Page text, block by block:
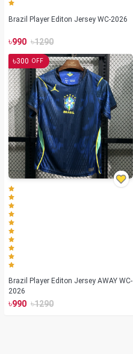
Brazil Player Editon Jersey WC-2026
৳990 ৳1290
৳300 OFF
Brazil Player Editon Jersey AWAY WC-
2026
৳990 ৳1290